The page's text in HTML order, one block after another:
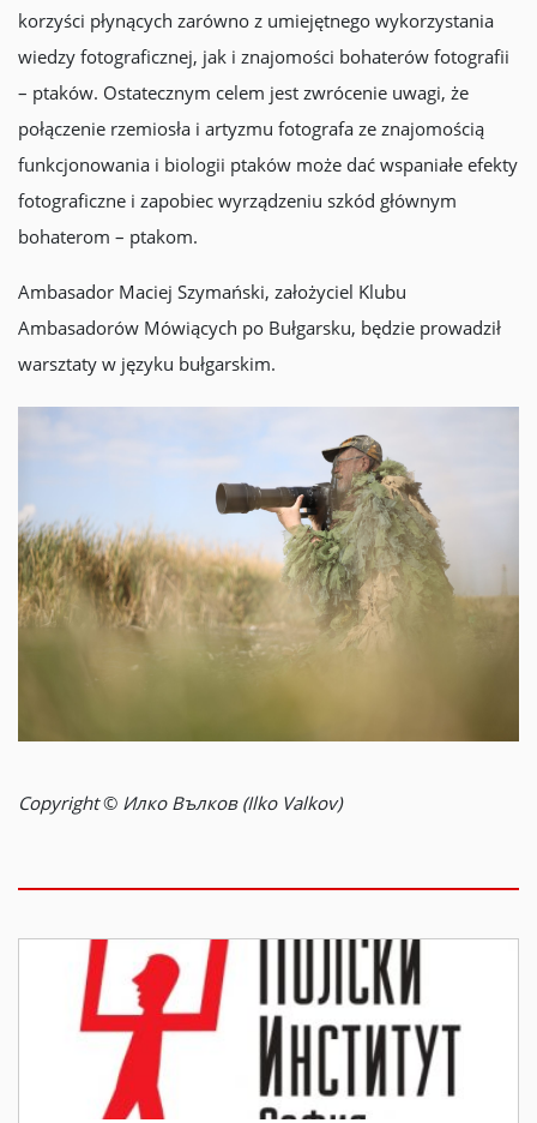
korzyści płynących zarówno z umiejętnego wykorzystania
wiedzy fotograficznej, jak i znajomości bohaterów fotografii
– ptaków. Ostatecznym celem jest zwrócenie uwagi, że
połączenie rzemiosła i artyzmu fotografa ze znajomością
funkcjonowania i biologii ptaków może dać wspaniałe efekty
fotograficzne i zapobiec wyrządzeniu szkód głównym
bohaterom – ptakom.
Ambasador Maciej Szymański, założyciel Klubu
Ambasadorów Mówiących po Bułgarsku, będzie prowadził
warsztaty w języku bułgarskim.
Copyright© Илко Вълков (Ilko Valkov)